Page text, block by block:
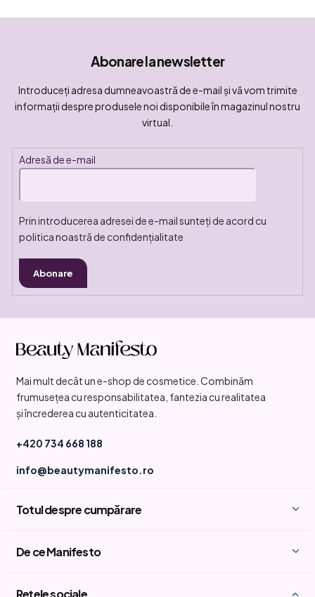
Abonare la newsletter
Introduceţi adresa dumneavoastră de e-mail şi vă vom trimite
informaţii despre produsele noi disponibile în magazinul nostru
virtual.
Adresă de e-mail
Prin introducerea adresei de e-mail sunteți de acord cu
politica noastră de confidențialitate
Abonare
Mai mult decât un e-shop de cosmetice. Combinăm
frumusețea cu responsabilitatea, fantezia cu realitatea
și încrederea cu autenticitatea.
+420 734 668 188
info@beautymanifesto.ro
Totul despre cumpărare
De ce Manifesto
Rețele sociale